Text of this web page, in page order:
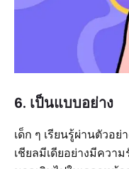
6. เป็นแบบอย่าง
เด็ก ๆ เรียนรู้ผ่านตัวอ
เชียลมีเดียอย่างมีควา